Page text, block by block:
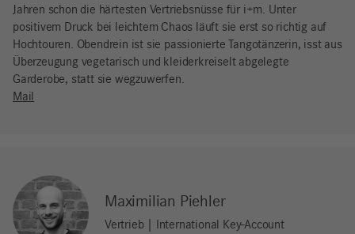
Jahren schon die härtesten Vertriebsnüsse für i+m. Unter
positivem Druck bei leichtem Chaos läuft sie erst so richtig auf
Hochtouren. Obendrein ist sie passionierte Tangotänzerin, isst aus
Überzeugung vegetarisch und kleiderkreiselt abgelegte
Garderobe, statt sie wegzuwerfen.
Mail
Maximilian Piehler
Vertrieb | International Key-Account